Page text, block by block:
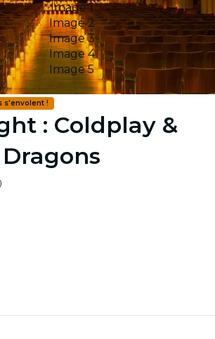
Image 1
Image 2
Image 3
Image 4
Image 5
s'envolent !
: Coldplay &